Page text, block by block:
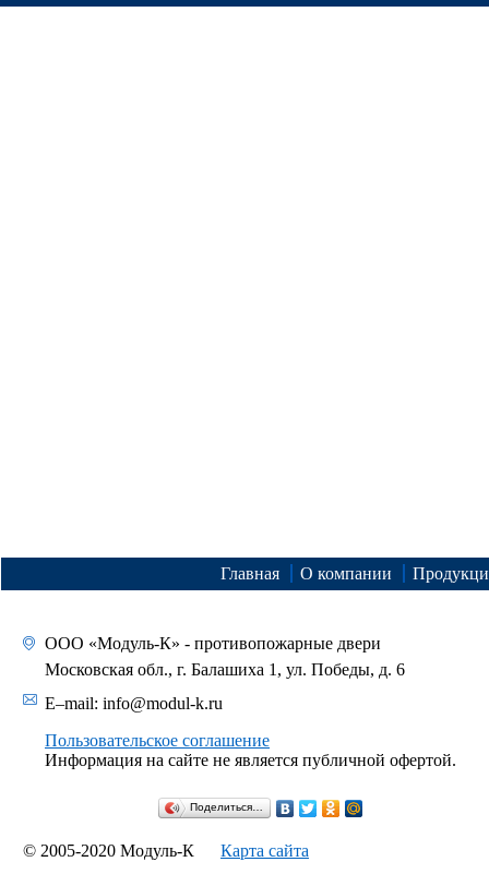
Главная О компании
ООО «Модуль-К» - противопожарные двери
Московская обл., г. Балашиха 1, ул. Победы, д. 6
E–mail: info@modul-k.ru
Пользовательское соглашение
Информация на сайте не является публичной офертой.
Поделиться…
© 2005-2020 Модуль-К Карта сайта